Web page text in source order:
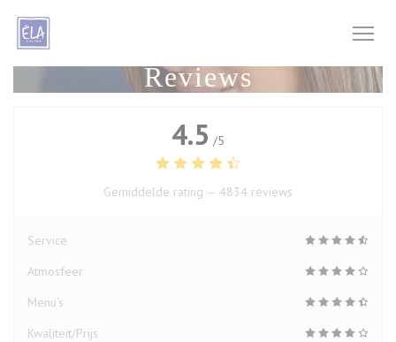
Cookies beheer paneel
Reviews
4.5 /5
Gemiddelde rating — 4834 reviews
Service
Atmosfeer
Menu's
Kwaliteit/Prijs